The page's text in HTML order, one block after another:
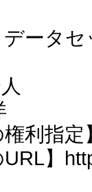
データ
利指定
URL】